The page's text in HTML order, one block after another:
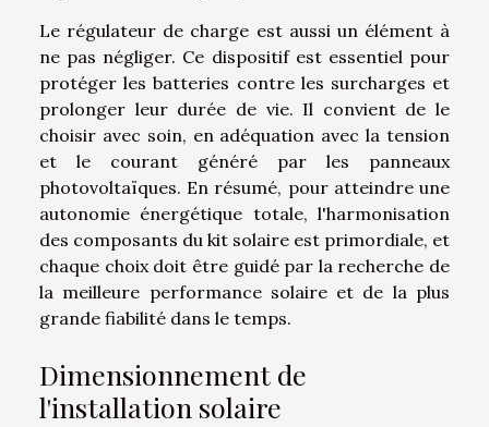
Le régulateur de charge est aussi un élément à
ne pas négliger. Ce dispositif est essentiel pour
protéger les batteries contre les surcharges et
prolonger leur durée de vie. Il convient de le
choisir avec soin, en adéquation avec la tension
et le courant généré par les panneaux
photovoltaïques. En résumé, pour atteindre une
autonomie énergétique totale, l'harmonisation
des composants du kit solaire est primordiale, et
chaque choix doit être guidé par la recherche de
la meilleure performance solaire et de la plus
grande fiabilité dans le temps.
Dimensionnement de
l'installation solaire